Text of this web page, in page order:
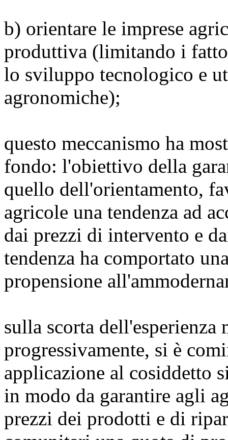
b) orientare le imprese
produttiva (limitando i
lo sviluppo tecnologico e
agronomiche);
questo meccanismo ha
fondo: l'obiettivo della
quello dell'orientamento,
agricole una tendenza ad
dai prezzi di intervento e
tendenza ha comportato
propensione
sulla scorta
progressivamente, si è
applicazione al cosiddetto
in modo da garantire agli
prezzi dei prodotti e di